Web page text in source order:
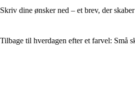
Skriv dine ønsker ned – et brev, der
Tilbage til hverdagen efter et farvel: Små